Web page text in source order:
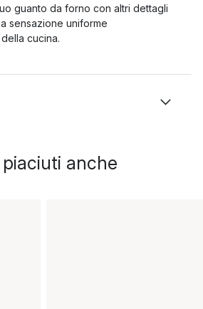
guanto da forno con altri dettagli
sensazione uniforme
cucina.
anche